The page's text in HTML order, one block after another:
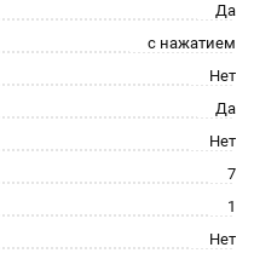
Да
с нажатием
Нет
Да
Нет
7
1
Нет